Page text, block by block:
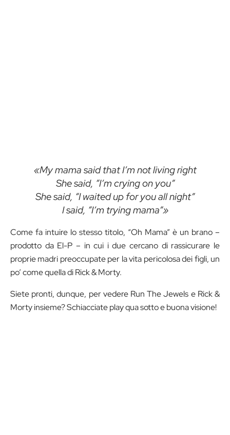
«My mama said that I’m not living right
She said, “I’m crying on you”
She said, “I waited up for you all night”
I said, “I’m trying mama”»
Come fa intuire lo stesso titolo, “Oh Mama” è un brano –
prodotto da El-P – in cui i due cercano di rassicurare le
proprie madri preoccupate per la vita pericolosa dei figli, un
po’ come quella di Rick & Morty.
Siete pronti, dunque, per vedere Run The Jewels e Rick &
Morty insieme? Schiacciate play qua sotto e buona visione!